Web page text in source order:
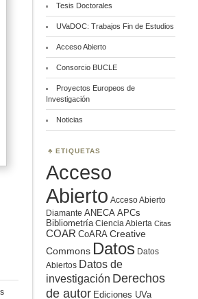
Tesis Doctorales
UVaDOC: Trabajos Fin de Estudios
Acceso Abierto
Consorcio BUCLE
Proyectos Europeos de
Investigación
Noticias
ETIQUETAS
Acceso
Abierto Acceso Abierto
Diamante ANECA APCs
Bibliometría Ciencia Abierta Citas
COAR CoARA Creative
Commons Datos Datos
Abiertos Datos de
investigación Derechos
de autor Ediciones UVa